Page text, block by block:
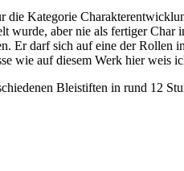
die Kategorie
wurde, aber nie als fertiger
Er darf sich auf eine der Rollen
wie auf diesem Werk hier weis
Bleistiften in rund 12